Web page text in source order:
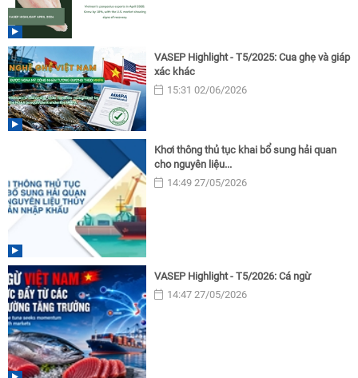
VASEP Highlight - T5/2025: Cua ghẹ và giáp
xác khác
15:31 02/06/2026
Khơi thông thủ tục khai bổ sung hải quan
cho nguyên liệu...
14:49 27/05/2026
VASEP Highlight - T5/2026: Cá ngừ
14:47 27/05/2026